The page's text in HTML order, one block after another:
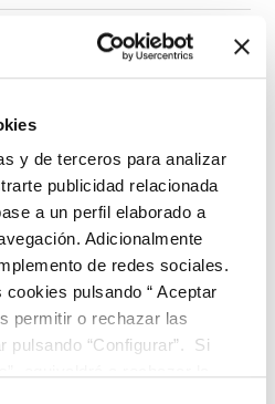
y de terceros para analizar
publicidad relacionada
a un perfil elaborado a
Adicionalmente
de redes sociales.
pulsando “ Aceptar
permitir o rechazar las
pulsando “Configurar”. Si
de Soportes de Muestreo
Arsénico, Cobalto, Manganeso,
en casetes individuales.
€
AL CARRITO
de comparación